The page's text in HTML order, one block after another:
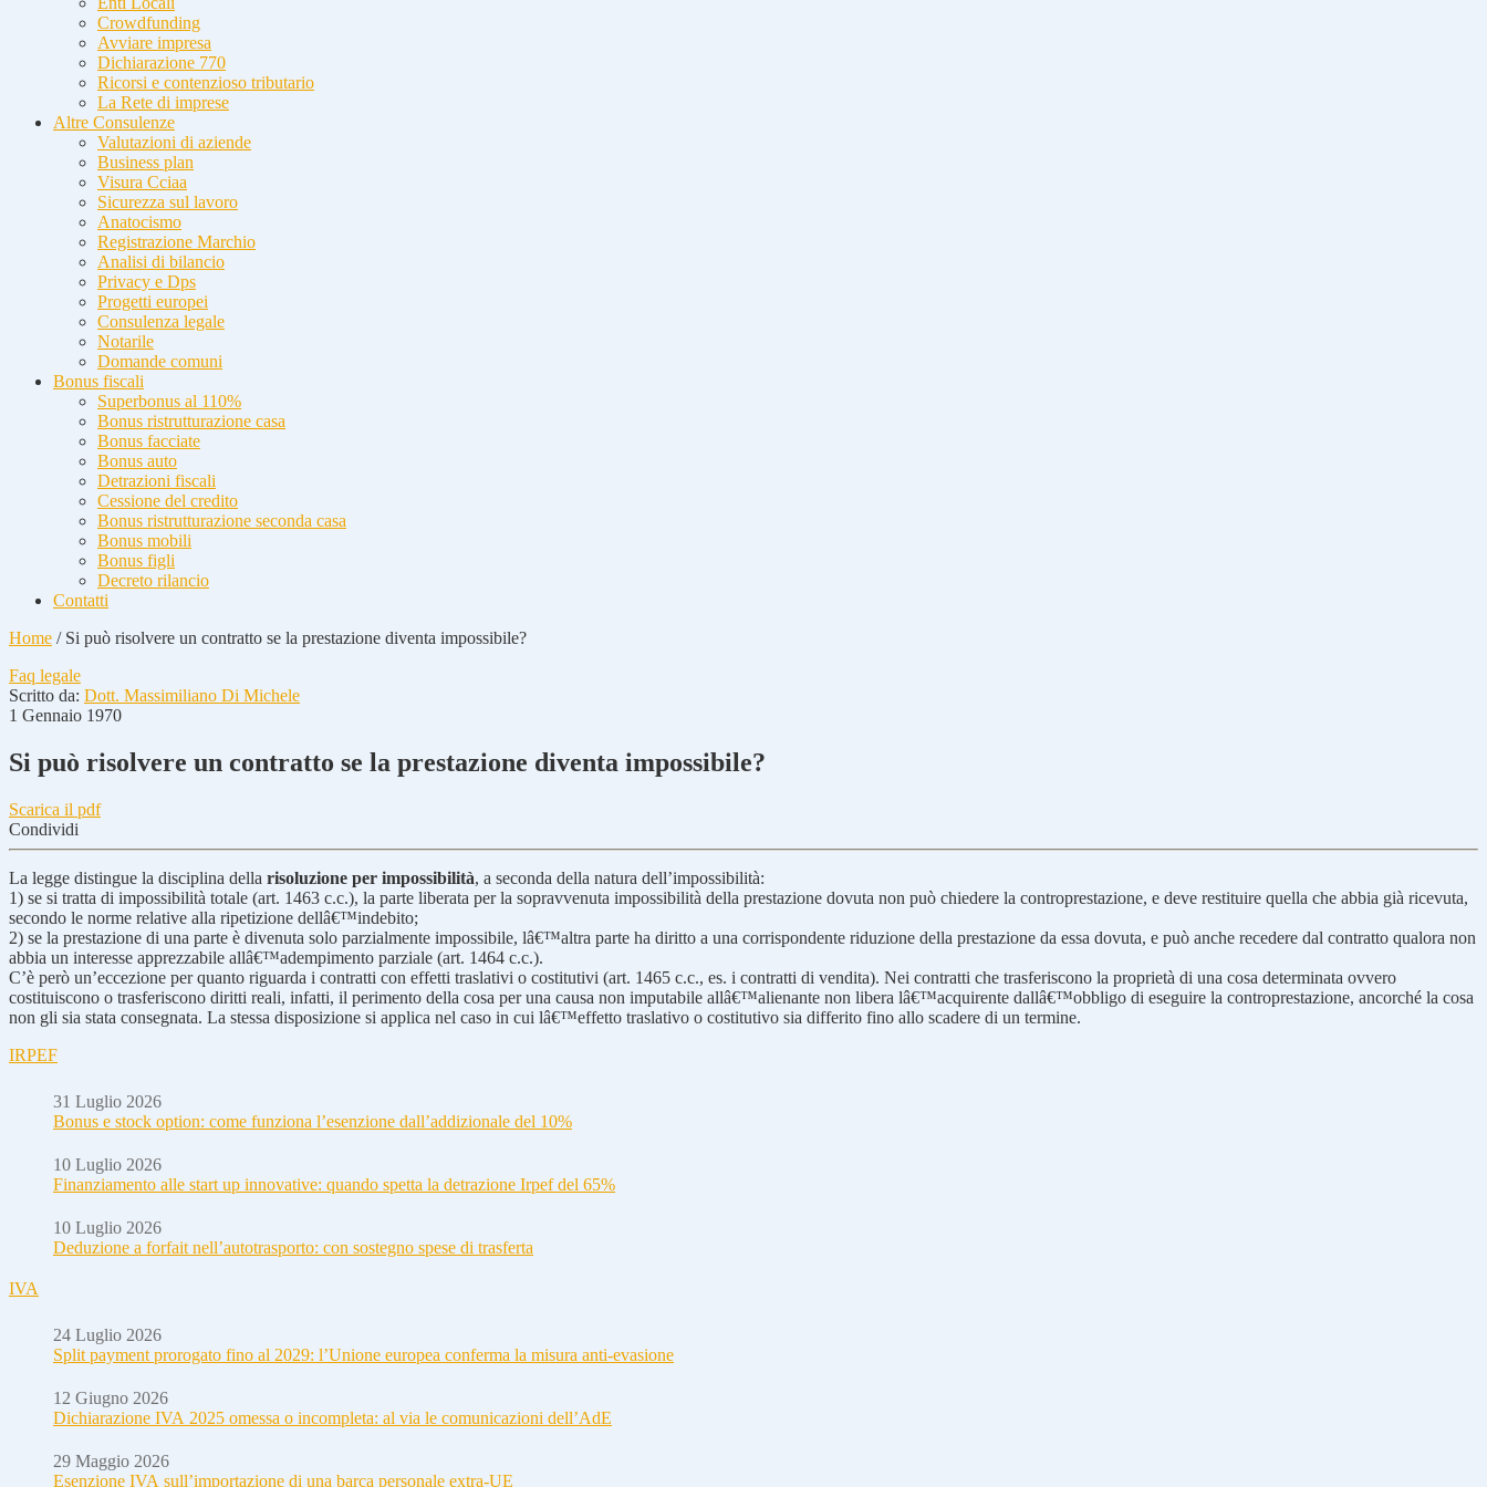
Crowdfunding
Avviare impresa
Dichiarazione 770
Ricorsi e contenzioso tributario
La Rete di imprese
Altre Consulenze
Valutazioni di aziende
Business plan
Visura Cciaa
Sicurezza sul lavoro
Anatocismo
Registrazione Marchio
Analisi di bilancio
Privacy e Dps
Progetti europei
Consulenza legale
Notarile
Domande comuni
Bonus fiscali
Superbonus al 110%
Bonus ristrutturazione casa
Bonus facciate
Bonus auto
Detrazioni fiscali
Cessione del credito
Bonus ristrutturazione seconda casa
Bonus mobili
Bonus figli
Decreto rilancio
Contatti
Home / Si può risolvere un contratto se la prestazione diventa impossibile?
Faq legale
Scritto da: Dott. Massimiliano Di Michele
1 Gennaio 1970
Si può risolvere un contratto se la prestazione diventa impossibile?
Scarica il pdf
Condividi
La legge distingue la disciplina della risoluzione per impossibilità, a seconda della natura dell’impossibilità:
1) se si tratta di impossibilità totale (art. 1463 c.c.), la parte liberata per la sopravvenuta impossibilità della prestazione dovuta non può chiedere la controprestazione, e deve restituire quella che abbia già ricevuta,
secondo le norme relative alla ripetizione dellâ€™indebito;
2) se la prestazione di una parte è divenuta solo parzialmente impossibile, lâ€™altra parte ha diritto a una corrispondente riduzione della prestazione da essa dovuta, e può anche recedere dal contratto qualora non
abbia un interesse apprezzabile allâ€™adempimento parziale (art. 1464 c.c.).
C’è però un’eccezione per quanto riguarda i contratti con effetti traslativi o costitutivi (art. 1465 c.c., es. i contratti di vendita). Nei contratti che trasferiscono la proprietà di una cosa determinata ovvero
costituiscono o trasferiscono diritti reali, infatti, il perimento della cosa per una causa non imputabile allâ€™alienante non libera lâ€™acquirente dallâ€™obbligo di eseguire la controprestazione, ancorché la cosa
non gli sia stata consegnata. La stessa disposizione si applica nel caso in cui lâ€™effetto traslativo o costitutivo sia differito fino allo scadere di un termine.
IRPEF
31 Luglio 2026
Bonus e stock option: come funziona l’esenzione dall’addizionale del 10%
10 Luglio 2026
Finanziamento alle start up innovative: quando spetta la detrazione Irpef del 65%
10 Luglio 2026
Deduzione a forfait nell’autotrasporto: con sostegno spese di trasferta
IVA
24 Luglio 2026
Split payment prorogato fino al 2029: l’Unione europea conferma la misura anti-evasione
12 Giugno 2026
Dichiarazione IVA 2025 omessa o incompleta: al via le comunicazioni dell’AdE
29 Maggio 2026
Esenzione IVA sull’importazione di una barca personale extra-UE